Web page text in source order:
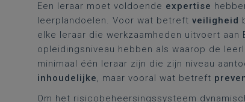
Een leraar moet voldoende expertise
leerplandoelen. Voor wat betreft veiligheid
elke leraar die werkzaamheden uitvoert
opleidingsniveau hebben als waarop de
minimaal één leraar zijn die zijn niveau
inhoudelijke, maar vooral wat betreft
Om het risicobeheersingssysteem